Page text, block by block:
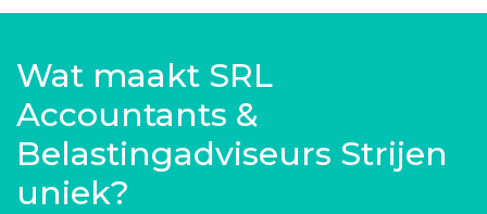
Wat maakt SRL
Accountants &
Belastingadviseurs Strijen
uniek?